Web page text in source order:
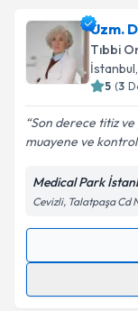
Uzm.
Tıbbi
İstanbul,
5 (3
Son derece titiz
muayene ve
Medical Park
Cevizli, Talatpaşa Cd
Randevu